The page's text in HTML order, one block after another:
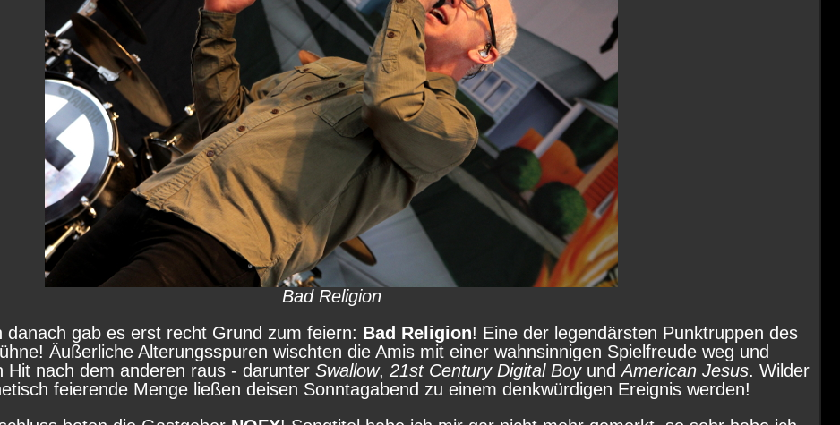
Bad Religion
danach gab es erst recht Grund zum feiern: Bad Religion! Eine der legendärsten Punktruppen des
Äußerliche Alterungsspuren wischten die Amis mit einer wahnsinnigen Spielfreude weg und
Hit nach dem anderen raus - darunter Swallow, 21st Century Digital BoyundAmerican Jesus. Wilder
feierende Menge ließen deisen Sonntagabend zu einem denkwürdigen Ereignis werden!